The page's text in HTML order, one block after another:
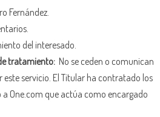
Fernández.
del interesado.
tratamiento: No se ceden o comunican
servicio. El Titular ha contratado los
One.com que actúa como encargado